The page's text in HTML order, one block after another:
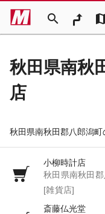
search
秋田県南秋
店
秋田県南秋田郡八郎潟町
小柳時計店
秋田県南秋田
[雑貨店]
斎藤仏光堂